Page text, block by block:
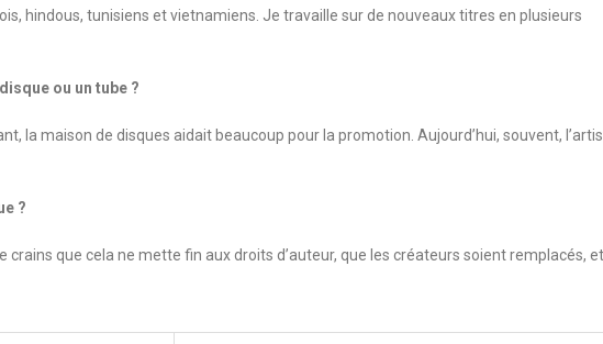
hindous, tunisiens et vietnamiens. Je travaille sur de nouveaux titres en plusieurs
ou un tube ?
la maison de disques aidait beaucoup pour la promotion. Aujourd’hui, souvent,
?
crains que cela ne mette fin aux droits d’auteur, que les créateurs soient remplacés,